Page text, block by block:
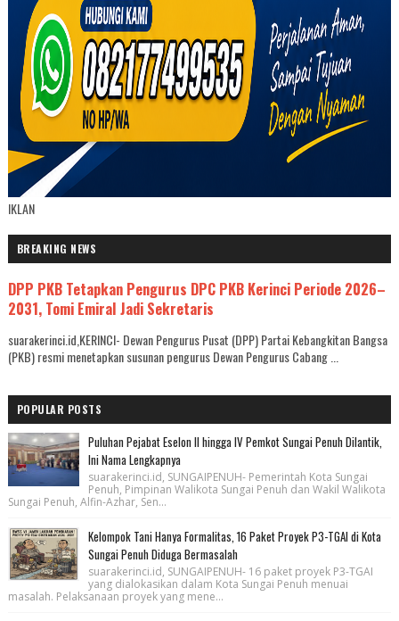
IKLAN
BREAKING NEWS
DPP PKB Tetapkan Pengurus DPC PKB Kerinci Periode 2026–
2031, Tomi Emiral Jadi Sekretaris
suarakerinci.id,KERINCI- Dewan Pengurus Pusat (DPP) Partai Kebangkitan Bangsa
(PKB) resmi menetapkan susunan pengurus Dewan Pengurus Cabang ...
POPULAR POSTS
Puluhan Pejabat Eselon II hingga IV Pemkot Sungai Penuh Dilantik,
Ini Nama Lengkapnya
suarakerinci.id, SUNGAIPENUH- Pemerintah Kota Sungai
Penuh, Pimpinan Walikota Sungai Penuh dan Wakil Walikota
Sungai Penuh, Alfin-Azhar, Sen...
Kelompok Tani Hanya Formalitas, 16 Paket Proyek P3-TGAI di Kota
Sungai Penuh Diduga Bermasalah
suarakerinci.id, SUNGAIPENUH- 16 paket proyek P3-TGAI
yang dialokasikan dalam Kota Sungai Penuh menuai
masalah. Pelaksanaan proyek yang mene...